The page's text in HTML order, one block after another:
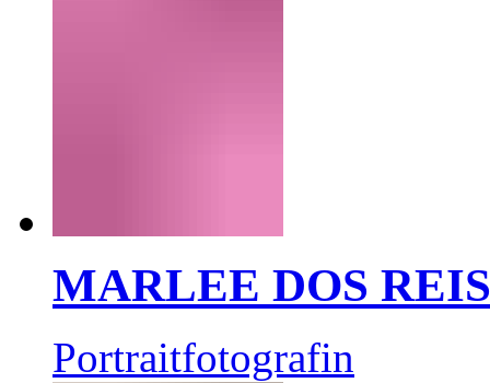
MARLEE DOS REIS
Portraitfotografin